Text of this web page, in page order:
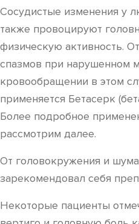
Сосудистые изменения у
также провоцируют
физическую активность.
спазмов при нарушенном
кровообращении в этом
применяется Бетасерк
Более подробное
рассмотрим далее.
От головокружения и
зарекомендовал себя
Некоторые пациенты